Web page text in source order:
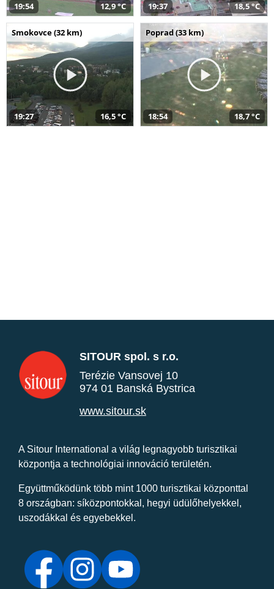
19:54 12,9 °C 19:37 18,5 °C
Smokovce (32 km)
19:27 16,5 °C
Poprad (33 km)
18:54 18,7 °C
SITOUR spol. s r.o.
Terézie Vansovej 10
974 01 Banská Bystrica
www.sitour.sk
A Sitour International a világ legnagyobb turisztikai
központja a technológiai innováció területén.
Együttműködünk több mint 1000 turisztikai központtal
8 országban: síközpontokkal, hegyi üdülőhelyekkel,
uszodákkal és egyebekkel.